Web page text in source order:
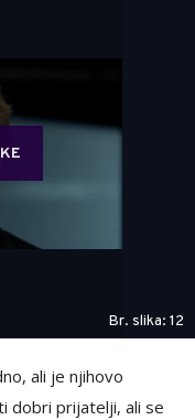
Br. slika: 12
ali je njihovo
dobri prijatelji, ali se